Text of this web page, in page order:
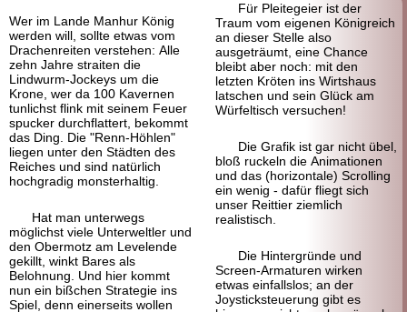
Wer im Lande Manhur König
werden will, sollte etwas vom
Drachenreiten verstehen: Alle
zehn Jahre straiten die
Lindwurm-Jockeys um die
Krone, wer da 100 Kavernen
tunlichst flink mit seinem Feuer
spucker durchflattert, bekommt
das Ding. Die "Renn-Höhlen"
liegen unter den Städten des
Reiches und sind natürlich
hochgradig monsterhaltig.
Hat man unterwegs
möglichst viele Unterweltler und
den Obermotz am Levelende
gekillt, winkt Bares als
Belohnung. Und hier kommt
nun ein bißchen Strategie ins
Spiel, denn einerseits wollen
Für Pleitegeier ist der
Traum vom eigenen Königreich
an dieser Stelle also
ausgeträumt, eine Chance
bleibt aber noch: mit den
letzten Kröten ins Wirtshaus
latschen und sein Glück am
Würfeltisch versuchen!
Die Grafik ist gar nicht übel,
bloß ruckeln die Animationen
und das (horizontale) Scrolling
ein wenig - dafür fliegt sich
unser Reittier ziemlich
realistisch.
Die Hintergründe und
Screen-Armaturen wirken
etwas einfallslos; an der
Joysticksteuerung gibt es